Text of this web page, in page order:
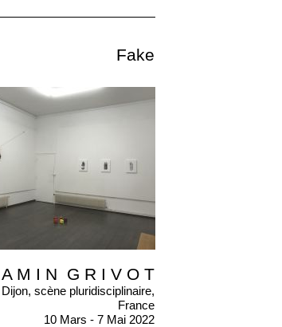
M I N G R I V O T
scène pluridisciplinaire,
France
10 Mars - 7 Mai 2022
Fake